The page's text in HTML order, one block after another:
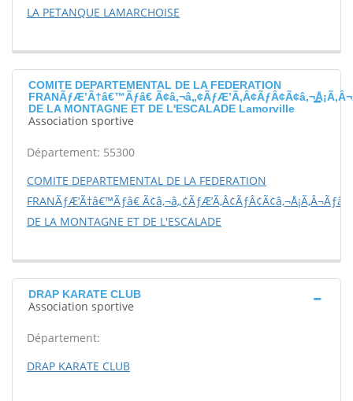
LA PETANQUE LAMARCHOISE
COMITE DEPARTEMENTAL DE LA FEDERATION
FRANÃƒÆ’Ã†â€™Ãƒâ€
DE LA MONTAGNE ET DE L'ESCALADE Lamorville
Association sportive
Département: 55300
COMITE DEPARTEMENTAL DE LA FEDERATION
FRANÃƒÆ’Ã†â€™Ãƒâ€
DE LA MONTAGNE ET DE L'ESCALADE
DRAP KARATE CLUB
Association sportive
Département:
DRAP KARATE CLUB